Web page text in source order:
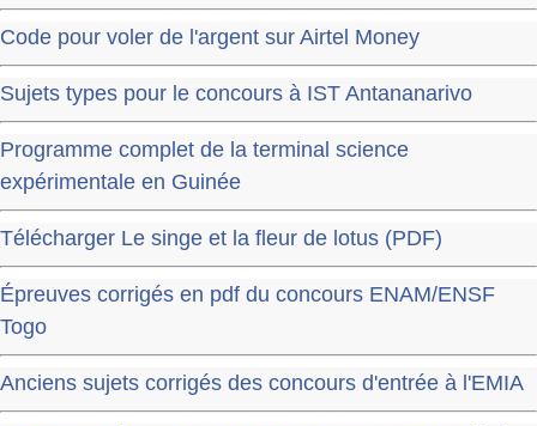
Code pour voler de l'argent sur Airtel Money
Sujets types pour le concours à IST Antananarivo
Programme complet de la terminal science
expérimentale en Guinée
Télécharger Le singe et la fleur de lotus (PDF)
Épreuves corrigés en pdf du concours ENAM/ENSF
Togo
Anciens sujets corrigés des concours d'entrée à l'EMIA